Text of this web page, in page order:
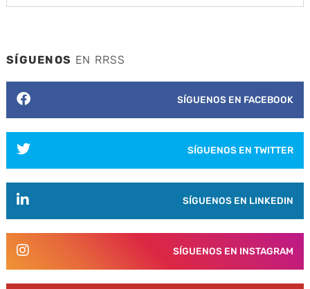
SÍGUENOS EN RRSS
SÍGUENOS EN FACEBOOK
SÍGUENOS EN TWITTER
SÍGUENOS EN LINKEDIN
SÍGUENOS EN INSTAGRAM